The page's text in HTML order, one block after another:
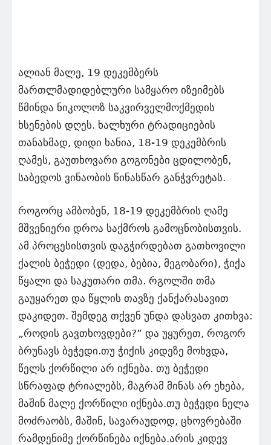
ალიან მალე, 19 დეკემბერს
მართლმადიდებლური სამყარო იზეიმებს
წმინდა ნიკოლოზ საკვირველმოქმედის
ხსენების დღეს. ხალხური ტრადიციების
თანახმად, დიდი ხანია, 18-19 დეკემბრის
ღამეს, გაუთხოვარი გოგონები ცდილობენ,
საბედოს ვინაობის წინასწარ განჭვრეტას.
როგორც ამბობენ, 18-19 დეკემბრის ღამე
მშვენიერი დროა საქმროს გამოცნობისთვის.
ამ პროცესისთვის დაგჭირდებათ გათხოვილი
ქალის ბეჭედი (დედა, ბებია, მეგობარი), ჭიქა
წყალი და საკუთარი თმა. რგოლში თმა
გაუყარეთ და წყლის თავზე ქანქარასავით
დაკიდეთ. შემდეგ თქვენ უნდა დასვათ კითხვა:
„როდის გავთხოვდები?” და უყურეთ, როგორ
ბრუნავს ბეჭედი.თუ ჭიქის კიდეზე მოხვდა,
წელს ქორწილი არ იქნება. თუ ბეჭედი
სწრაფად ტრიალებს, მაგრამ მინას არ ეხება,
მაშინ მალე ქორწილი იქნება.თუ ბეჭედი ნელა
მოძრაობს, მაშინ, სავარაუდოდ, ცხოვრებაში
რამდენიმე ქორწინება იქნება.არის კიდევ